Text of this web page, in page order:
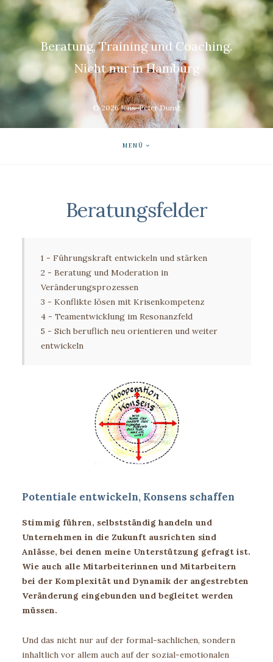
Beratung, Training und Coaching.
Nicht nur in Hamburg
© 2026Jens-Peter Dunst
MENÜ
Beratungsfelder
1 - Führungskraft entwickeln und stärken
2 - Beratung und Moderation in
Veränderungsprozessen
3 - Konflikte lösen mit Krisenkompetenz
4 - Teamentwicklung im Resonanzfeld
5 - Sich beruflich neu orientieren und weiter
entwickeln
Potentiale entwickeln, Konsens schaffen
Stimmig führen, selbstständig handeln und
Unternehmen in die Zukunft ausrichten sind
Anlässe, bei denen meine Unterstützung gefragt ist.
Wie auch alle Mitarbeiterinnen und Mitarbeitern
bei der Komplexität und Dynamik der angestrebten
Veränderung eingebunden und begleitet werden
müssen.
Und das nicht nur auf der formal-sachlichen, sondern
inhaltlich vor allem auch auf der sozial-emotionalen